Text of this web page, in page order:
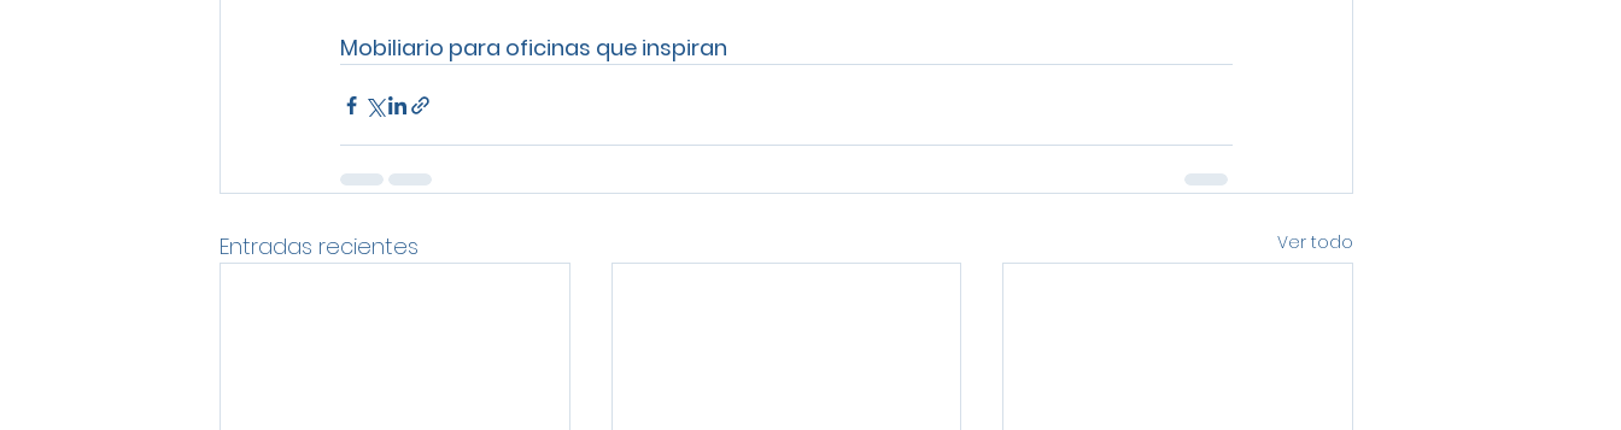
Mobiliario para oficinas que inspiran
Entradas recientes Ver todo